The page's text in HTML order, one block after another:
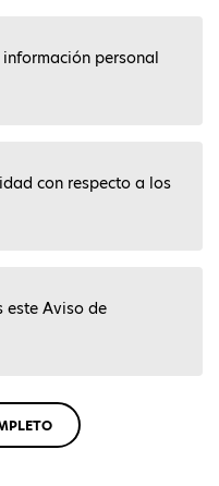
personal
con respecto a los
este Aviso de